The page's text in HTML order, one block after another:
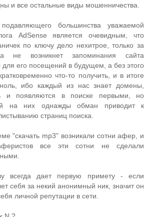
и все остальные виды мошенничества.
большинства уважаемой
AdSense является очевидным, что
по ключу дело нехитрое, только за
не возникнет запоминания сайта
для его посещений в будущем, а без этого
что-то получить, и в итоге
ибо каждый из нас знает домены,
и появляются в поиске первыми, но
на них однажды обман приводит к
страниц поиска.
"скачать mp3" возникали сотни афер, и
все эти сотни не сделали
всегда дает первую примету - если
себя за некий анонимный ник, значит он
личной репутации в сети.